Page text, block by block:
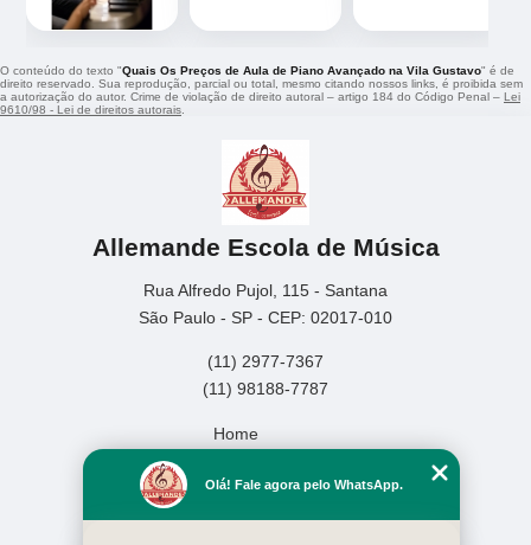
O conteúdo do texto "Quais Os Preços de Aula de Piano Avançado na Vila Gustavo" é de
direito reservado. Sua reprodução, parcial ou total, mesmo citando nossos links, é proibida sem
a autorização do autor. Crime de violação de direito autoral – artigo 184 do Código Penal – Lei
9610/98 - Lei de direitos autorais.
Allemande Escola de Música
Rua Alfredo Pujol, 115 - Santana
São Paulo - SP - CEP: 02017-010
(11) 2977-7367
(11) 98188-7787
Home
Missão
Olá! Fale agora pelo WhatsApp.